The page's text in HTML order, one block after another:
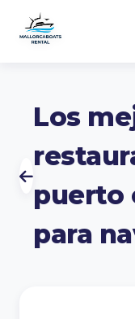
Los
puerto
para